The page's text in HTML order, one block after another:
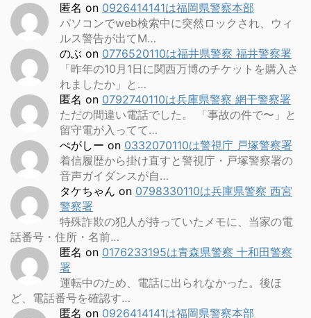
匿名 on 0926414141は福岡県警察本部
パソコンでweb検索中に突然ロックされ、ウィ
ルス警告が出てM…
のぶ on 0776520110は福井県警察 福井警察署
「昨年の10月1日に関西万博のチケットを購入さ
れましたか」と…
匿名 on 0792740110は兵庫県警察 網干警察署
ただの間違い電話でした。 「事故の件で〜」と
留守電が入ってて…
ぺがしー on 0332070110は警視庁 戸塚警察署
着信履歴から掛け直すと警視庁・戸塚警察署の
音声ガイダンスが自…
タケちゃん on 0798330110は兵庫県警察 西宮
警察署
特殊詐欺の犯人が持っていたメモに、当家の電
話番号・住所・名前…
匿名 on 0176233195は青森県警察 十和田警察
署
運転中のため、電話に出られなかった。後ほ
ど、電話番号を確認す…
匿名 on 0926414141は福岡県警察本部